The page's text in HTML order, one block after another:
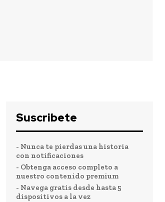
Suscribete
- Nunca te pierdas una historia
con notificaciones
- Obtenga acceso completo a
nuestro contenido premium
- Navega gratis desde hasta 5
dispositivos a la vez